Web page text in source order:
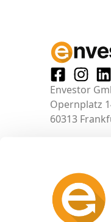
Envestor
Opernplatz
60313